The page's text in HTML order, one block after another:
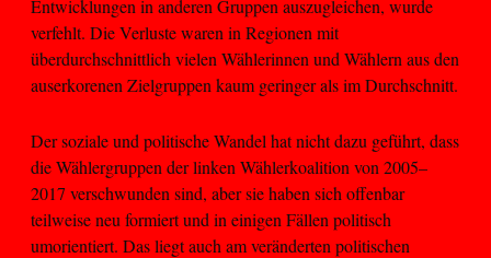
Entwicklungen in anderen Gruppen auszugleichen, wurde
verfehlt. Die Verluste waren in Regionen mit
überdurchschnittlich vielen Wählerinnen und Wählern aus den
auserkorenen Zielgruppen kaum geringer als im Durchschnitt.
Der soziale und politische Wandel hat nicht dazu geführt, dass
die Wählergruppen der linken Wählerkoalition von 2005–
2017 verschwunden sind, aber sie haben sich offenbar
teilweise neu formiert und in einigen Fällen politisch
umorientiert. Das liegt auch am veränderten politischen